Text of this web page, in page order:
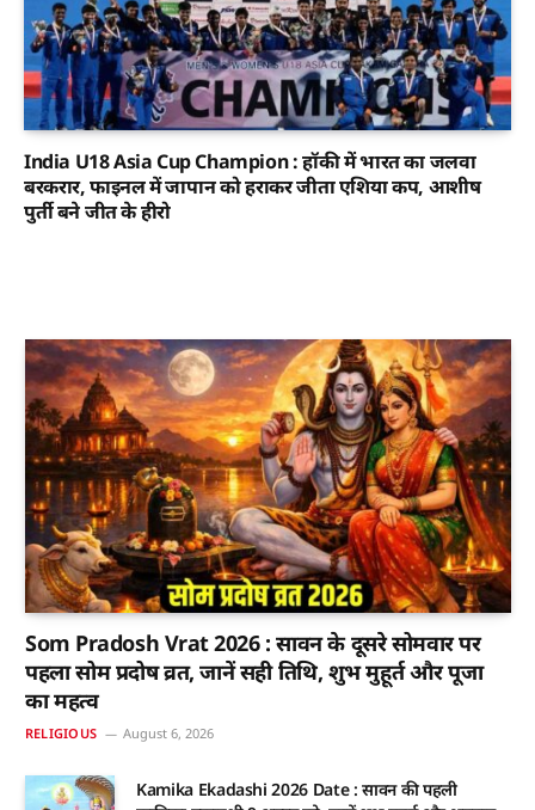
India U18 Asia Cup Champion : हॉकी में भारत का जलवा
बरकरार, फाइनल में जापान को हराकर जीता एशिया कप, आशीष
पुर्ती बने जीत के हीरो
Som Pradosh Vrat 2026 : सावन के दूसरे सोमवार पर
पहला सोम प्रदोष व्रत, जानें सही तिथि, शुभ मुहूर्त और पूजा
का महत्व
RELIGIOUS August 6, 2026
Kamika Ekadashi 2026 Date : सावन की पहली